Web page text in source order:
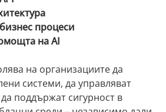
процеси
на AI
на организациите да
системи, да управляват
поддържат сигурност в